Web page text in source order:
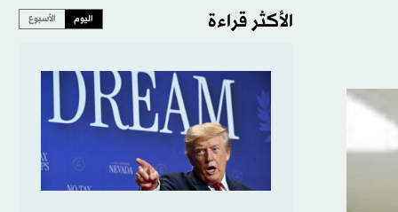
الأكثر قراءة اليوم الأسبوع